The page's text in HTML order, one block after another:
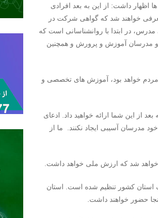
داشت: از این به بعد افرادی
خواهند شد که گواهی شرکت در
در ابتدا با روانشناسانی است که
مدرسان آموزش و پرورش و همچنین
مردم خواهد بود، آموزش های تخصصی و
از این شما ارائه خواهید داد. ادعای
مدرسان آسیبی ایجاد نکنند. ما از
خواهد شد که ارزش ملی خواهد داشت.
کشور تنظیم شده است. استان
حضور خواهند داشت.